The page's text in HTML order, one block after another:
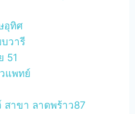
อุทิศ
วารี
51
แพทย์
สาขา ลาดพร้าว87